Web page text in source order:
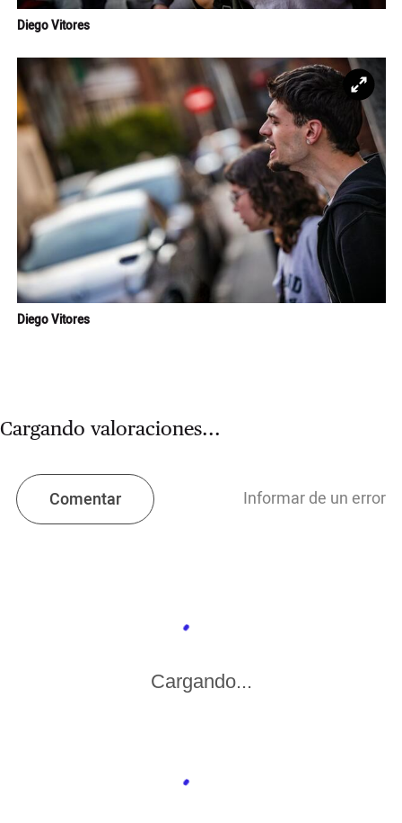
Diego Vitores
Diego Vitores
Cargando valoraciones...
Comentar Informar de un error
Cargando...